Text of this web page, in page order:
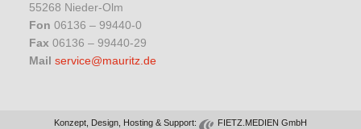
55268 Nieder-Olm
Fon 06136 – 99440-0
Fax 06136 – 99440-29
Mail service@mauritz.de
Konzept, Design, Hosting & Support: FIETZ.MEDIEN GmbH